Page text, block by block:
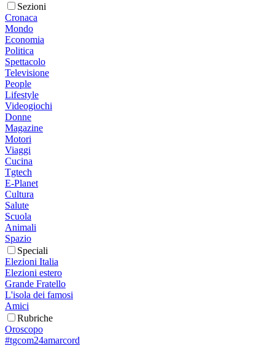
Sezioni
Cronaca
Mondo
Economia
Politica
Spettacolo
Televisione
People
Lifestyle
Videogiochi
Donne
Magazine
Motori
Viaggi
Cucina
Tgtech
E-Planet
Cultura
Salute
Scuola
Animali
Spazio
Speciali
Elezioni Italia
Elezioni estero
Grande Fratello
L'isola dei famosi
Amici
Rubriche
Oroscopo
#tgcom24amarcord